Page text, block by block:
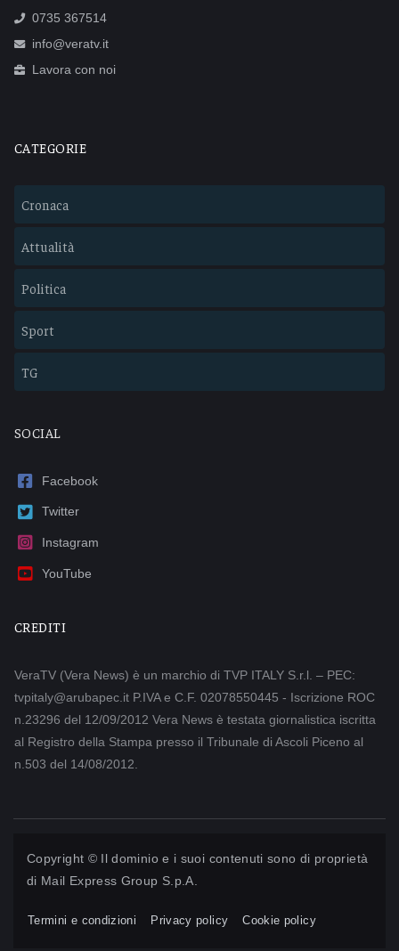
0735 367514
info@veratv.it
Lavora con noi
CATEGORIE
Cronaca
Attualità
Politica
Sport
TG
SOCIAL
Facebook
Twitter
Instagram
YouTube
CREDITI
VeraTV (Vera News) è un marchio di TVP ITALY S.r.l. – PEC:
tvpitaly@arubapec.it P.IVA e C.F. 02078550445 - Iscrizione ROC
n.23296 del 12/09/2012 Vera News è testata giornalistica iscritta
al Registro della Stampa presso il Tribunale di Ascoli Piceno al
n.503 del 14/08/2012.
Copyright © Il dominio e i suoi contenuti sono di proprietà
di Mail Express Group S.p.A.
Termini e condizioni Privacy policy Cookie policy